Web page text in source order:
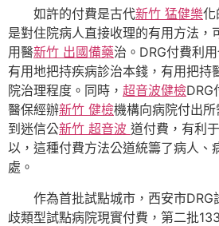
如許的付費是古代新竹 猛健樂化
是對住院病人直接收理的有用方法，
用醫新竹 出國備藥治。DRG付費利
有用地把持疾病診治本錢，有用把持
院治理程度。同時， 超音波健檢DRG
醫保經辦新竹 健檢機構向病院付出
到迷信公新竹 超音波 道付費，有利
以，這種付費方法公道統籌了病人、
處。
作為首批試點城市，西安市
歧類型試點病院現實付費，第二批